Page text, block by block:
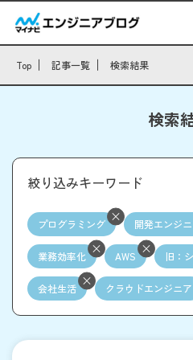
Top 記事一覧 検索結果
検索
絞り込みキーワード
プログラミング 開発エンジ
業務効率化 AWS 旧：
会社生活 クラウドエンジニア